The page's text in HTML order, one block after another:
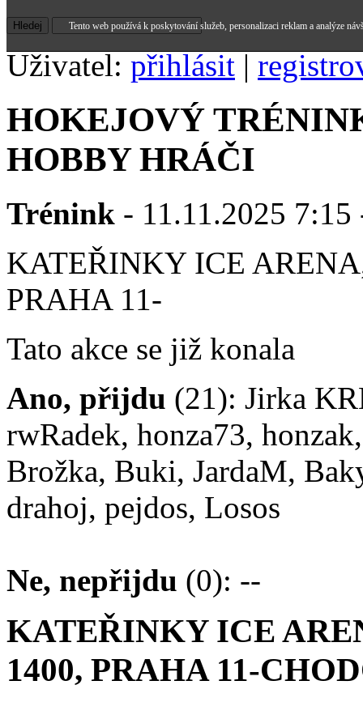
Uživatel: přihlásit |
HOKEJOVÝ
HOBBY HRÁČI
Trénink - 11.11.2025 7:15
KATEŘINKY ICE
PRAHA 11-
Tato akce se již konala
Ano, přijdu (21): Jirka
rwRadek, honza73,
Brožka, Buki, JardaM,
drahoj, pejdos, Losos
Ne, nepřijdu (0): --
KATEŘINKY ICE
1400, PRAHA 11-
Tento web používá k poskytování služeb, personalizaci reklam a analýze